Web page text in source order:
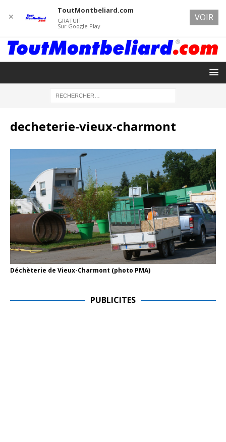
decheterie-vieux-charmont
Déchèterie de Vieux-Charmont (photo PMA)
PUBLICITES
✕
ToutMontbeliard.com
GRATUIT
Sur Google Play
VOIR